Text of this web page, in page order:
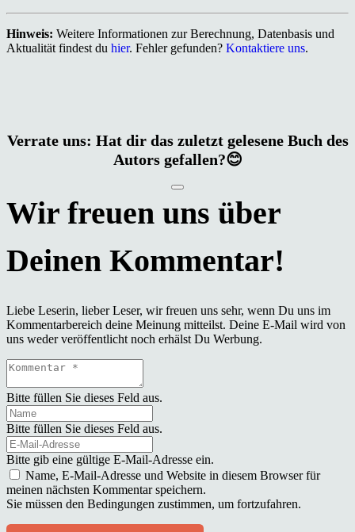
Hinweis: Weitere Informationen zur Berechnung, Datenbasis und
Aktualität findest du hier. Fehler gefunden? Kontaktiere uns.
Verrate uns: Hat dir das zuletzt gelesene Buch des
Autors gefallen?😊
Liebe Leserin, lieber Leser, wir freuen uns sehr, wenn Du uns im
Kommentarbereich deine Meinung mitteilst. Deine E-Mail wird von
uns weder veröffentlicht noch erhälst Du Werbung.
Bitte füllen Sie dieses Feld aus.
Bitte füllen Sie dieses Feld aus.
Bitte gib eine gültige E-Mail-Adresse ein.
Name, E-Mail-Adresse und Website in diesem Browser für
meinen nächsten Kommentar speichern.
Sie müssen den Bedingungen zustimmen, um fortzufahren.